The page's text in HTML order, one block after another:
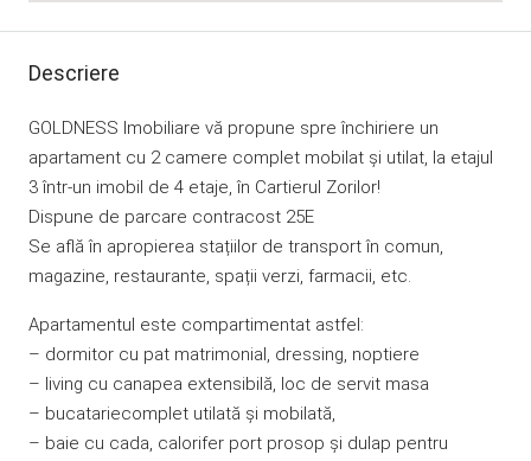
Descriere
GOLDNESS Imobiliare vă propune spre închiriere un
apartament cu 2 camere complet mobilat și utilat, la etajul
3 într-un imobil de 4 etaje, în Cartierul Zorilor!
Dispune de parcare contracost 25E
Se află în apropierea stațiilor de transport în comun,
magazine, restaurante, spații verzi, farmacii, etc.
Apartamentul este compartimentat astfel:
– dormitor cu pat matrimonial, dressing, noptiere
– living cu canapea extensibilă, loc de servit masa
– bucatariecomplet utilată și mobilată,
– baie cu cada, calorifer port prosop și dulap pentru